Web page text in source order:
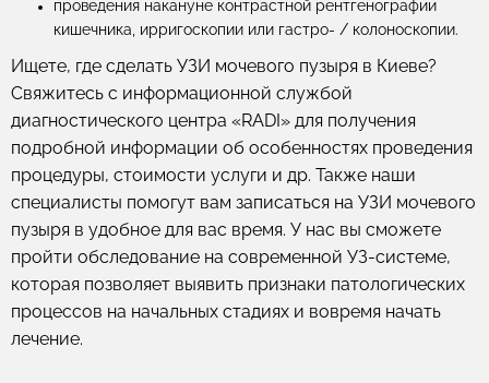
проведения накануне контрастной рентгенографии
кишечника, ирригоскопии или гастро- / колоноскопии.
Ищете, где сделать УЗИ мочевого пузыря в Киеве?
Свяжитесь с информационной службой
диагностического центра «RADI» для получения
подробной информации об особенностях проведения
процедуры, стоимости услуги и др. Также наши
специалисты помогут вам записаться на УЗИ мочевого
пузыря в удобное для вас время. У нас вы сможете
пройти обследование на современной УЗ-системе,
которая позволяет выявить признаки патологических
процессов на начальных стадиях и вовремя начать
лечение.